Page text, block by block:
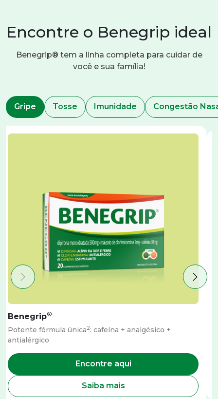
Encontre o Benegrip ideal
Benegrip® tem a linha completa para cuidar de
você e sua família!
Gripe Tosse Imunidade Congestão
Benegrip®
Potente fórmula única2: cafeína + analgésico +
antialérgico
Encontre aqui
Saiba mais